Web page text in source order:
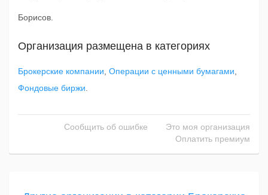
Борисов.
Организация размещена в категориях
Брокерские компании Операции с ценными бумагами
Фондовые биржи
Сообщить об ошибке
Это моя организация
Оплатить премиум